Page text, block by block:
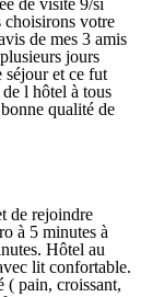
choisirons votre
de mes 3 amis
jours
séjour et ce fut
l hôtel à tous
qualité de
de rejoindre
à 5 minutes à
Hôtel au
lit confortable.
( pain, croissant,